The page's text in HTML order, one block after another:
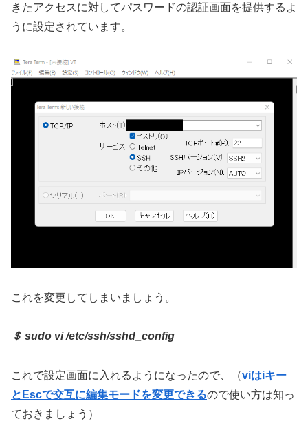
きたアクセスに対してパスワードの認証画面を提供するよ
うに設定されています。
これを変更してしまいましょう。
＄ sudo vi /etc/ssh/sshd_config
これで設定画面に入れるようになったので、（viはiキー
とEscで交互に編集モードを変更できるので使い方は知っ
ておきましょう）